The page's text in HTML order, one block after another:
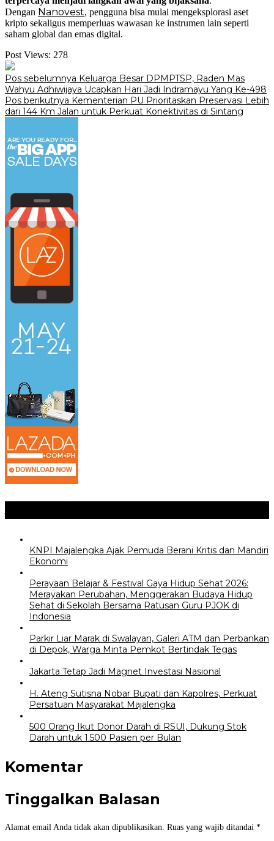
Dengan Nanovest, pengguna bisa mulai mengeksplorasi aset
kripto sekaligus memperluas wawasan ke instrumen lain seperti
saham global dan emas digital.
Post Views: 278
Navigasi
pos
Pos sebelumnya Keluarga Besar DPMPTSP, Raden Mas
Wahyu Adhiwijaya Ucapkan Hari Jadi Indramayu Yang Ke-498
Pos berikutnya Kementerian PU Prioritaskan Preservasi Lebih
dari 144 Km Jalan untuk Perkuat Konektivitas di Sintang
KNPI Majalengka Ajak Pemuda Berani Kritis dan Mandiri
Ekonomi
Perayaan Belajar & Festival Gaya Hidup Sehat 2026:
Merayakan Perubahan, Menggerakan Budaya Hidup
Sehat di Sekolah Bersama Ratusan Guru PJOK di
Indonesia
Parkir Liar Marak di Swalayan, Galeri ATM dan Perbankan
di Depok, Warga Minta Pemkot Bertindak Tegas
Jakarta Tetap Jadi Magnet Investasi Nasional
H. Ateng Sutisna Nobar Bupati dan Kapolres, Perkuat
Persatuan Masyarakat Majalengka
500 Orang Ikut Donor Darah di RSUI, Dukung Stok
Darah untuk 1.500 Pasien per Bulan
Komentar
Tinggalkan Balasan
Alamat email Anda tidak akan dipublikasikan. Ruas yang wajib ditandai *